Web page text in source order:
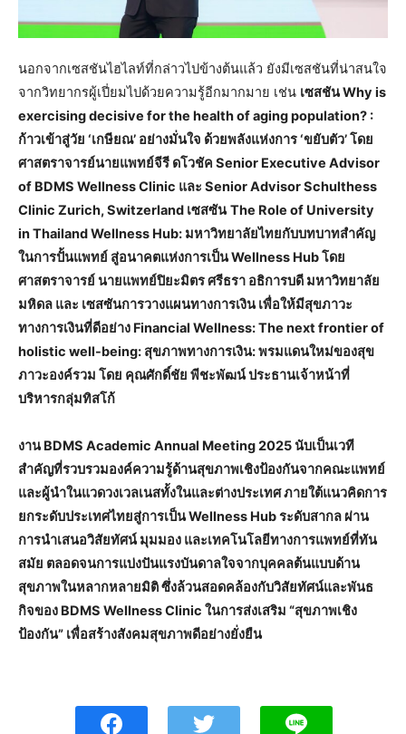
นอกจากเซสชันไฮไลท์ที่กล่าวไปข้างต้นแล้ว ยังมีเซสชันที่น่าสนใจ
จากวิทยากรผู้เปี่ยมไปด้วยความรู้อีกมากมาย เช่น เซสชัน Why is
exercising decisive for the health of aging population? :
ก้าวเข้าสู่วัย ‘เกษียณ’ อย่างมั่นใจ ด้วยพลังแห่งการ ‘ขยับตัว’ โดย
ศาสตราจารย์นายแพทย์จีรี ดโวชัค Senior Executive Advisor
of BDMS Wellness Clinic และ Senior Advisor Schulthess
Clinic Zurich, Switzerland เซสซัน The Role of University
in Thailand Wellness Hub: มหาวิทยาลัยไทยกับบทบาทสำคัญ
ในการปั้นแพทย์ สู่อนาคตแห่งการเป็น Wellness Hub โดย
ศาสตราจารย์ นายแพทย์ปิยะมิตร ศรีธรา อธิการบดี มหาวิทยาลัย
มหิดล และ เซสซันการวางแผนทางการเงิน เพื่อให้มีสุขภาวะ
ทางการเงินที่ดีอย่าง Financial Wellness: The next frontier of
holistic well-being: สุขภาพทางการเงิน: พรมแดนใหม่ของสุข
ภาวะองค์รวม โดย คุณศักดิ์ชัย พีชะพัฒน์ ประธานเจ้าหน้าที่
บริหารกลุ่มทิสโก้
งาน BDMS Academic Annual Meeting 2025 นับเป็นเวที
สำคัญที่รวบรวมองค์ความรู้ด้านสุขภาพเชิงป้องกันจากคณะแพทย์
และผู้นำในแวดวงเวลเนสทั้งในและต่างประเทศ ภายใต้แนวคิดการ
ยกระดับประเทศไทยสู่การเป็น Wellness Hub ระดับสากล ผ่าน
การนำเสนอวิสัยทัศน์ มุมมอง และเทคโนโลยีทางการแพทย์ที่ทัน
สมัย ตลอดจนการแบ่งปันแรงบันดาลใจจากบุคคลต้นแบบด้าน
สุขภาพในหลากหลายมิติ ซึ่งล้วนสอดคล้องกับวิสัยทัศน์และพันธ
กิจของ BDMS Wellness Clinic ในการส่งเสริม “สุขภาพเชิง
ป้องกัน” เพื่อสร้างสังคมสุขภาพดีอย่างยั่งยืน